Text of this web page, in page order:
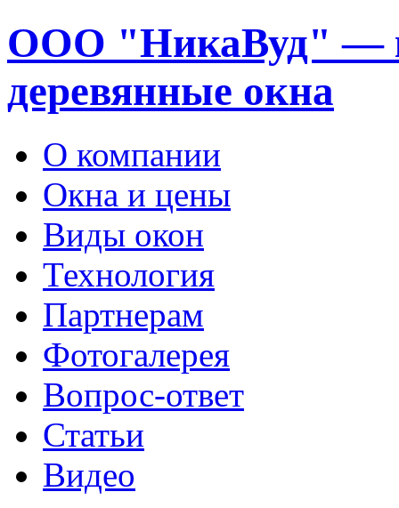
ООО "НикаВуд" —
деревянные окна
О компании
Окна и цены
Виды окон
Технология
Партнерам
Фотогалерея
Вопрос-ответ
Статьи
Видео